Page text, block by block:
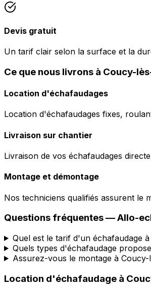
Devis gratuit
Un tarif clair selon la surface et la
Ce que nous livrons à Coucy-
Location d'échafaudages
Location d'échafaudages fixes,
Livraison sur chantier
Livraison de vos échafaudages
Montage et démontage
Nos techniciens qualifiés assurent le
Questions fréquentes —Allo-
Quel est le tarif d'un échafaudage
Quels types d'échafaudage
Assurez-vous le montage à Coucy-
Location d'échafaudage à